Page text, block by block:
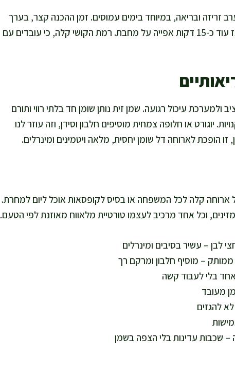
זריזה ובריאה, במיוחד בימים עמוסים. זמן ההכנה קצר, בערך
10 דקות עבודה ועוד 20–25 דקות מנוחה לבצק, ואז עוד כ-15 דקות אפייה על מחבת. רמת הקושי קלה, כי עובדים עם
ולמערכת עיכול רגועה. שמן זית נותן שומן חד בלתי רווי ותורם
יוגורט או חלופה צמחית מוסיפים חלבון וסידן, וזה עוזר לנו
הופכת לארוחה דל שומן יחסית, מלאה ויטמינים ומינרלים.
שזה בדרך כלל ארוחה קלה לכל המשפחה או בסיס לקופסאות אוכל ליום למחרת.
וכל אחד מרכיב לעצמו טורטיית מלאווח מאוזנת לפי הטעם.